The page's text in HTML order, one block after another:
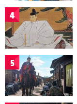
4
5